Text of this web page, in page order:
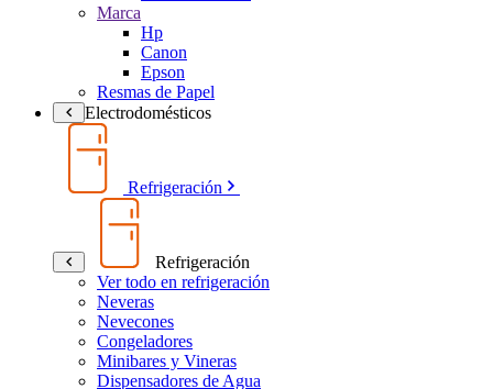
Marca
Hp
Canon
Epson
Resmas de Papel
Electrodomésticos
Refrigeración
Refrigeración
Ver todo en refrigeración
Neveras
Nevecones
Congeladores
Minibares y Vineras
Dispensadores de Agua